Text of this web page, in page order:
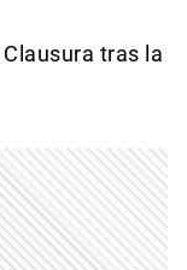
tras la